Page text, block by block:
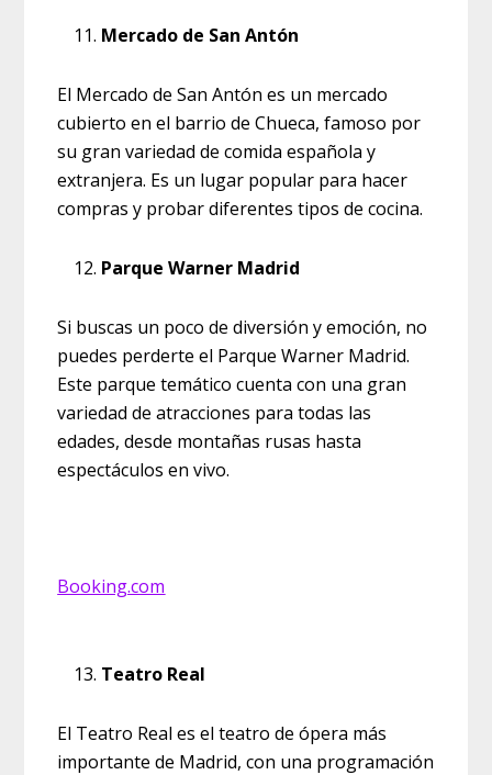
Mercado de San Antón
El Mercado de San Antón es un mercado
cubierto en el barrio de Chueca, famoso por
su gran variedad de comida española y
extranjera. Es un lugar popular para hacer
compras y probar diferentes tipos de cocina.
Parque Warner Madrid
Si buscas un poco de diversión y emoción, no
puedes perderte el Parque Warner Madrid.
Este parque temático cuenta con una gran
variedad de atracciones para todas las
edades, desde montañas rusas hasta
espectáculos en vivo.
Booking.com
Teatro Real
El Teatro Real es el teatro de ópera más
importante de Madrid, con una programación